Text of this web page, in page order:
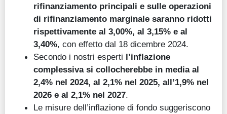
rifinanziamento principali e sulle operazioni
di rifinanziamento marginale saranno ridotti
rispettivamente al 3,00%, al 3,15% e al
3,40%, con effetto dal 18 dicembre 2024.
Secondo i nostri esperti l’inflazione
complessiva si collocherebbe in media al
2,4% nel 2024, al 2,1% nel 2025, all’1,9% nel
2026 e al 2,1% nel 2027.
Le misure dell’inflazione di fondo suggeriscono